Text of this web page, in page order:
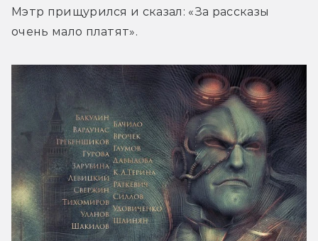
Мэтр прищурился и сказал: «За рассказы
очень мало платят».